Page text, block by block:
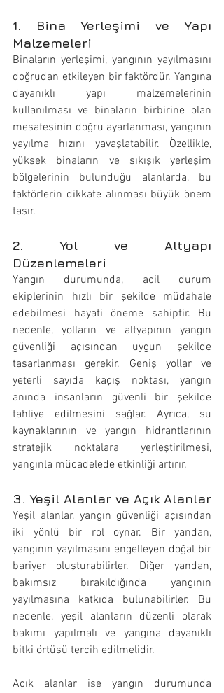
1. Bina Yerleşimi ve Yapı
Malzemeleri
Binaların yerleşimi, yangının yayılmasını
doğrudan etkileyen bir faktördür. Yangına
dayanıklı yapı malzemelerinin
kullanılması ve binaların birbirine olan
mesafesinin doğru ayarlanması, yangının
yayılma hızını yavaşlatabilir. Özellikle,
yüksek binaların ve sıkışık yerleşim
bölgelerinin bulunduğu alanlarda, bu
faktörlerin dikkate alınması büyük önem
taşır.
2. Yol ve Altyapı
Düzenlemeleri
Yangın durumunda, acil durum
ekiplerinin hızlı bir şekilde müdahale
edebilmesi hayati öneme sahiptir. Bu
nedenle, yolların ve altyapının yangın
güvenliği açısından uygun şekilde
tasarlanması gerekir. Geniş yollar ve
yeterli sayıda kaçış noktası, yangın
anında insanların güvenli bir şekilde
tahliye edilmesini sağlar. Ayrıca, su
kaynaklarının ve yangın hidrantlarının
stratejik noktalara yerleştirilmesi,
yangınla mücadelede etkinliği artırır.
3. Yeşil Alanlar ve Açık Alanlar
Yeşil alanlar, yangın güvenliği açısından
iki yönlü bir rol oynar. Bir yandan,
yangının yayılmasını engelleyen doğal bir
bariyer oluşturabilirler. Diğer yandan,
bakımsız bırakıldığında yangının
yayılmasına katkıda bulunabilirler. Bu
nedenle, yeşil alanların düzenli olarak
bakımı yapılmalı ve yangına dayanıklı
bitki örtüsü tercih edilmelidir.
Açık alanlar ise yangın durumunda